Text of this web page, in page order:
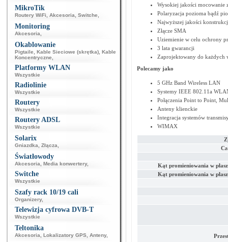
MikroTik
Routery WiFi Akcesoria Switche
Monitoring
Akcesoria
Okablowanie
Pigtaile Kable Sieciowe (skrętka) Kable
Koncentryczne
Platformy WLAN
Wszystkie
Radiolinie
Wszystkie
Routery
Wszystkie
Routery ADSL
Wszystkie
Solarix
Gniazdka Złącza
Światłowody
Akcesoria Media konwertery,
Switche
Wszystkie
Szafy rack 10/19 cali
Organizery,
Telewizja cyfrowa DVB-T
Wszystkie
Teltonika
Akcesoria Lokalizatory GPS Anteny,
Wysokiej jakości mocowanie
Polaryzacja pozioma bądź
Najwyższej jakości
Złącze SMA
Uziemienie w celu ochrony
3 lata gwarancji
Zaprojektowany do każdych
Polecamy jako
5 GHz Band Wireless LAN
Systemy IEEE 802.11a
Połączenia Point to Point,
Anteny klienckie
Integracja systemów
WIMAX
Kąt promieniowania w
Kąt promieniowania w